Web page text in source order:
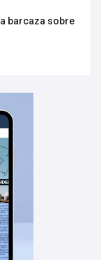
barcaza sobre